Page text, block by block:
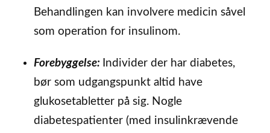
Behandlingen kan involvere medicin såvel
som operation for insulinom.
Forebyggelse: Individer der har diabetes,
bør som udgangspunkt altid have
glukosetabletter på sig. Nogle
diabetespatienter (med insulinkrævende